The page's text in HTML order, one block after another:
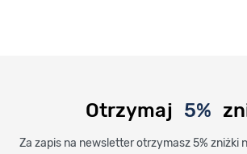
Otrzymaj 5%
Za zapis na newsletter otrzymasz 5% zniżki